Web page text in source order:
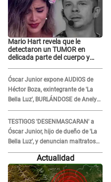
Mario Hart revela que le
detectaron un TUMOR en
delicada parte del cuerpo y
Óscar Junior expone AUDIOS de
Héctor Boza, exintegrante de 'La
Bella Luz', BURLÁNDOSE de Anely
Dávila tras acusarlo de maltrato:
"Grábame..."
TESTIGOS 'DESENMASCARAN' a
Óscar Junior, hijo de dueño de 'La
Bella Luz', y denuncian maltratos
en la orquesta: "Los humilla..."
Actualidad